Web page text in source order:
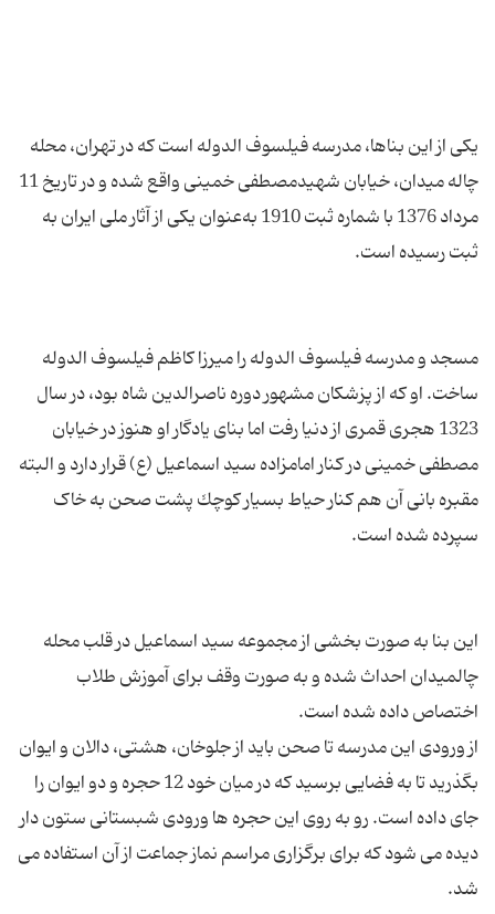
یکی از این بناها، مدرسه فیلسوف الدوله است که در تهران، محله
چاله میدان، خیابان شهیدمصطفی خمینی واقع شده و در تاریخ 11
مرداد 1376 با شماره ثبت 1910 به‌عنوان یکی از آثار ملی ایران به
مسجد و مدرسه فیلسوف الدوله را میرزا كاظم فیلسوف الدوله
ساخت. او که از پزشكان مشهور دوره ناصرالدین شاه بود، در سال
1323 هجری قمری از دنیا رفت اما بنای یادگار او هنوز در خیابان
مصطفی خمینی در كنار امامزاده سید اسماعیل (ع) قرار دارد و البته
مقبره بانی آن هم كنار حیاط بسیار كوچك پشت صحن به خاک
این بنا به صورت‌ بخشی از مجموعه‌ سید اسماعیل در قلب محله‌
چالمیدان احداث شده و به صورت وقف برای آموزش طلاب
از ورودی این مدرسه تا صحن باید از جلوخان، هشتی، دالان و ایوان
بگذرید تا به فضایی برسید که در میان خود 12 حجره و دو ایوان را
جای داده است. رو به روی این حجره ها ورودی شبستانی ستون دار
دیده می شود که برای برگزاری مراسم نماز جماعت از آن استفاده می